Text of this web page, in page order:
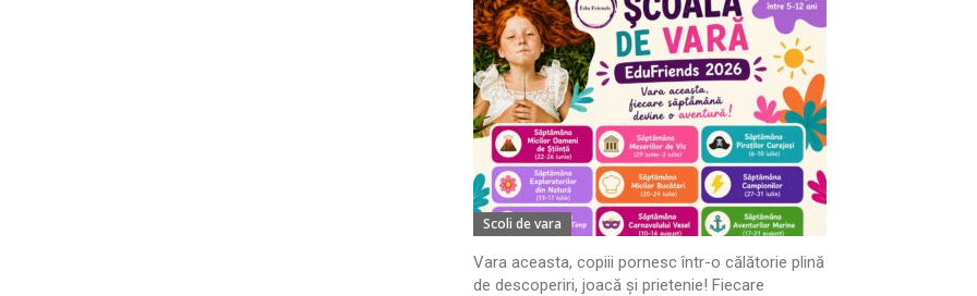
Scoli de vara
Vara aceasta, copiii pornesc într-o călătorie plină
de descoperiri, joacă și prietenie! Fiecare